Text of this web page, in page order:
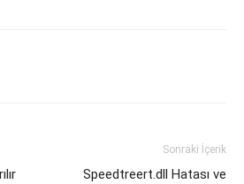
Sonraki İçerik
Speedtreert.dll Hatası ve